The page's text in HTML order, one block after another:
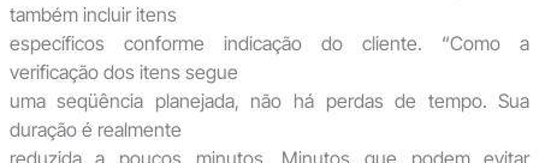
também incluir itens
específicos conforme indicação do cliente. “Como a
verificação dos itens segue
uma seqüência planejada, não há perdas de tempo. Sua
duração é realmente